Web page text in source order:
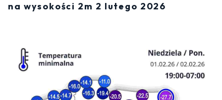
na wysokości 2m 2 lutego 2026